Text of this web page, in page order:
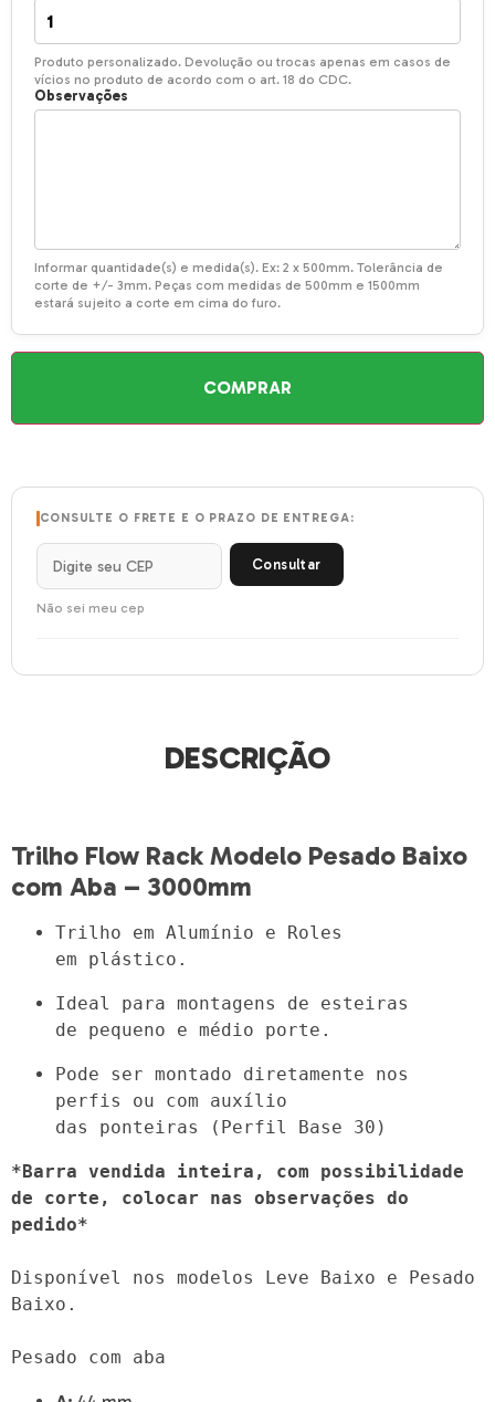
Produto personalizado. Devolução ou trocas apenas em casos de
vícios no produto de acordo com o art. 18 do CDC.
Observações
Informar quantidade(s) e medida(s). Ex: 2 x 500mm. Tolerância de
corte de +/- 3mm. Peças com medidas de 500mm e 1500mm
estará sujeito a corte em cima do furo.
COMPRAR
CONSULTE O FRETE E O PRAZO DE ENTREGA:
Consultar
Não sei meu cep
DESCRIÇÃO
Trilho Flow Rack Modelo Pesado Baixo
com Aba – 3000mm
Trilho em Alumínio e Roles
em plástico.
Ideal para montagens de esteiras
de pequeno e médio porte.
Pode ser montado diretamente nos
perfis ou com auxílio
das ponteiras (Perfil Base 30)
*Barra vendida inteira, com possibilidade
de corte, colocar nas observações do
pedido*
Disponível nos modelos Leve Baixo e Pesado
Baixo.
Pesado com aba